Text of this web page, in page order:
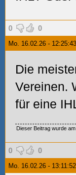
0 0
Mo. 16.02.26 -
Die
Vereinen.
für eine
Dieser Beitrag wurde
0 0
Mo. 16.02.26 - 13:11:52